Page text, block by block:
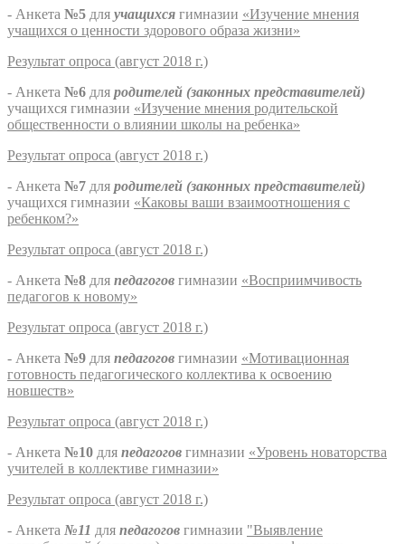
- Анкета №5 для учащихся гимназии «Изучение мнения
учащихся о ценности здорового образа жизни»
Результат опроса (август 2018 г.)
- Анкета №6 для родителей (законных представителей)
учащихся гимназии «Изучение мнения родительской
общественности о влиянии школы на ребенка»
Результат опроса (август 2018 г.)
- Анкета №7 для родителей (законных представителей)
учащихся гимназии «Каковы ваши взаимоотношения с
ребенком?»
Результат опроса (август 2018 г.)
- Анкета №8 для педагогов гимназии «Восприимчивость
педагогов к новому»
Результат опроса (август 2018 г.)
- Анкета №9 для педагогов гимназии «Мотивационная
готовность педагогического коллектива к освоению
новшеств»
Результат опроса (август 2018 г.)
- Анкета №10 для педагогов гимназии «Уровень новаторства
учителей в коллективе гимназии»
Результат опроса (август 2018 г.)
- Анкета №11 для педагогов гимназии "Выявление